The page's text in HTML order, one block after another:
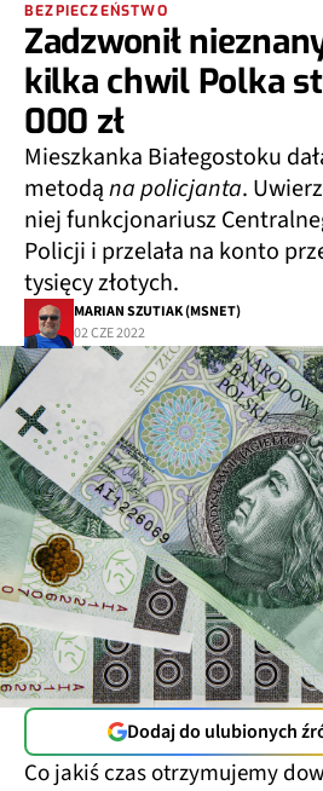
BEZPIECZEŃSTWO
Zadzwonił
kilka chwil Polka
000 zł
Mieszkanka Białegostoku
metodąna policjanta.
niej funkcjonariusz
Policji i przelała na konto
tysięcy złotych.
MARIAN SZUTIAK (MSNET)
02 CZE 2022
Dodaj do ulubionych
Co jakiś czas otrzymujemy